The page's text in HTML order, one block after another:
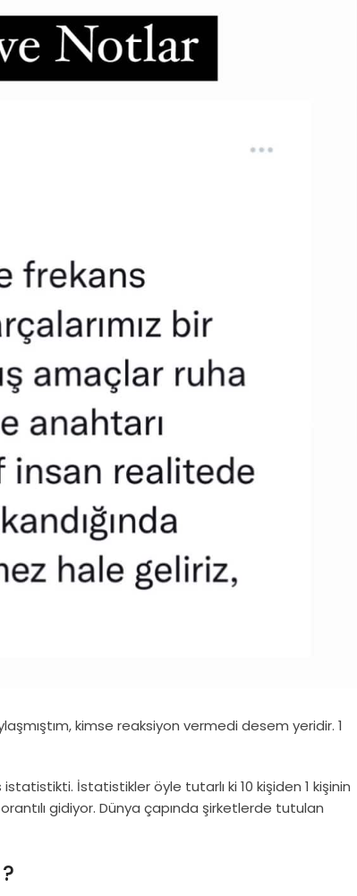
kimse reaksiyon vermedi desem yeridir. 1
İstatistikler öyle tutarlı ki 10 kişiden 1 kişinin
gidiyor. Dünya çapında şirketlerde tutulan